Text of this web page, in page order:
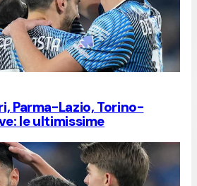
Parma-Lazio, Torino-
le ultimissime